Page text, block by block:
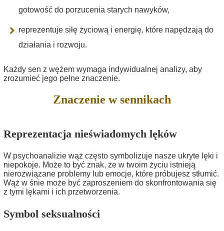
gotowość do porzucenia starych nawyków,
reprezentuje siłę życiową i energię, które napędzają do
działania i rozwoju.
Każdy sen z wężem wymaga indywidualnej analizy, aby
zrozumieć jego pełne znaczenie.
Znaczenie w sennikach
Reprezentacja nieświadomych lęków
W psychoanalizie wąż często symbolizuje nasze ukryte lęki i
niepokoje. Może to być znak, że w twoim życiu istnieją
nierozwiązane problemy lub emocje, które próbujesz stłumić.
Wąż w śnie może być zaproszeniem do skonfrontowania się
z tymi lękami i ich przetworzenia.
Symbol seksualności